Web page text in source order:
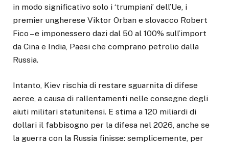
in modo significativo solo i ‘trumpiani’ dell’Ue, i
premier ungherese Viktor Orban e slovacco Robert
Fico – e imponessero dazi dal 50 al 100% sull’import
da Cina e India, Paesi che comprano petrolio dalla
Russia.
Intanto, Kiev rischia di restare sguarnita di difese
aeree, a causa di rallentamenti nelle consegne degli
aiuti militari statunitensi. E stima a 120 miliardi di
dollari il fabbisogno per la difesa nel 2026, anche se
la guerra con la Russia finisse: semplicemente, per